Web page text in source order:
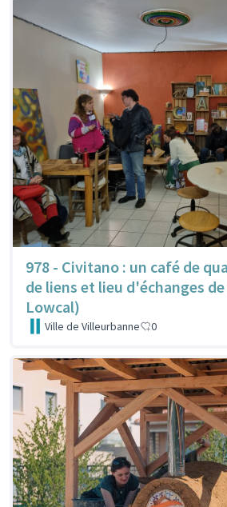
978 - Civitano : un café de
de liens et lieu d'échanges
Lowcal)
Ville de Villeurbanne 0